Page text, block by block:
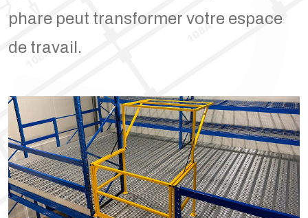
phare peut transformer votre espace
de travail.